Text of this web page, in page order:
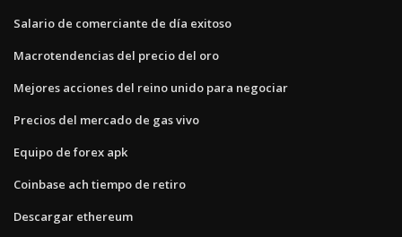
Salario de comerciante de día exitoso
Macrotendencias del precio del oro
Mejores acciones del reino unido para negociar
Precios del mercado de gas vivo
Equipo de forex apk
Coinbase ach tiempo de retiro
Descargar ethereum